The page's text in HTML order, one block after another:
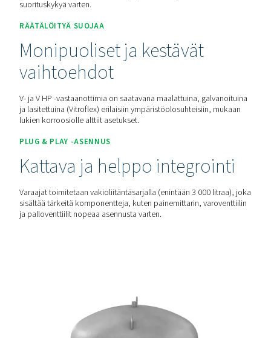
PAINEENSÄÄTÖ
Vakaa ja luotettava
ilmansyöttö
V- ja V HP -varaajat säätelevät painevaihteluita
paineilman tai typen virtauksen järjestelmän optimaalista
suorituskykyä varten.
RÄÄTÄLÖITYÄ SUOJAA
Monipuoliset ja kestävät
ja lasitettuina (Vitroflex) erilaisiin ympäristöolosuhteisiin,
lukien korroosiolle alttiit asetukset.